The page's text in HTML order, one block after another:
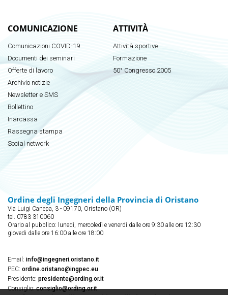
COMUNICAZIONE
Comunicazioni COVID-19
Documenti dei seminari
Offerte di lavoro
Archivio notizie
Newsletter e SMS
Bollettino
Inarcassa
Rassegna stampa
Social network
ATTIVITÀ
Attività sportive
Formazione
50° Congresso 2005
Ordine degli Ingegneri della Provincia di Oristano
Via Luigi Canepa, 3 - 09170, Oristano (OR)
tel. 0783 310060
Orario al pubblico: lunedì, mercoledì e venerdì dalle ore 9:30 alle ore 12:30
giovedi dalle ore 16:00 alle ore 18:00
Email: info@ingegneri.oristano.it
PEC: ordine.oristano@ingpec.eu
Presidente: presidente@ording.or.it
Consiglio:consiglio@ording.or.it